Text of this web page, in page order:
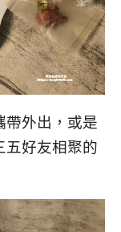
帶外出，或是
五好友相聚的